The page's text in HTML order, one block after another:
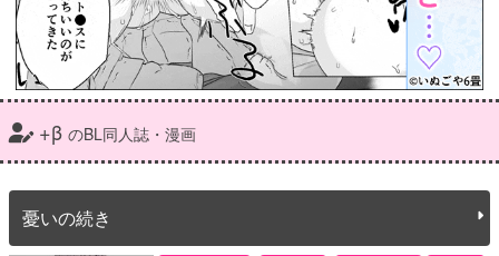
+β のBL同人誌・漫画
憂いの続き